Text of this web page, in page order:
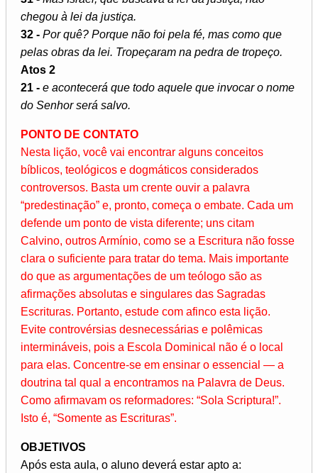
chegou à lei da justiça.
32 - Por quê? Porque não foi pela fé, mas como que
pelas obras da lei. Tropeçaram na pedra de tropeço.
Atos 2
21 - e acontecerá que todo aquele que invocar o nome
do Senhor será salvo.
PONTO DE CONTATO
Nesta lição, você vai encontrar alguns conceitos
bíblicos, teológicos e dogmáticos considerados
controversos. Basta um crente ouvir a palavra
“predestinação” e, pronto, começa o embate. Cada um
defende um ponto de vista diferente; uns citam
Calvino, outros Armínio, como se a Escritura não fosse
clara o suficiente para tratar do tema. Mais importante
do que as argumentações de um teólogo são as
afirmações absolutas e singulares das Sagradas
Escrituras. Portanto, estude com afinco esta lição.
Evite controvérsias desnecessárias e polêmicas
intermináveis, pois a Escola Dominical não é o local
para elas. Concentre-se em ensinar o essencial — a
doutrina tal qual a encontramos na Palavra de Deus.
Como afirmavam os reformadores: “Sola Scriptura!”.
Isto é, “Somente as Escrituras”.
OBJETIVOS
Após esta aula, o aluno deverá estar apto a: